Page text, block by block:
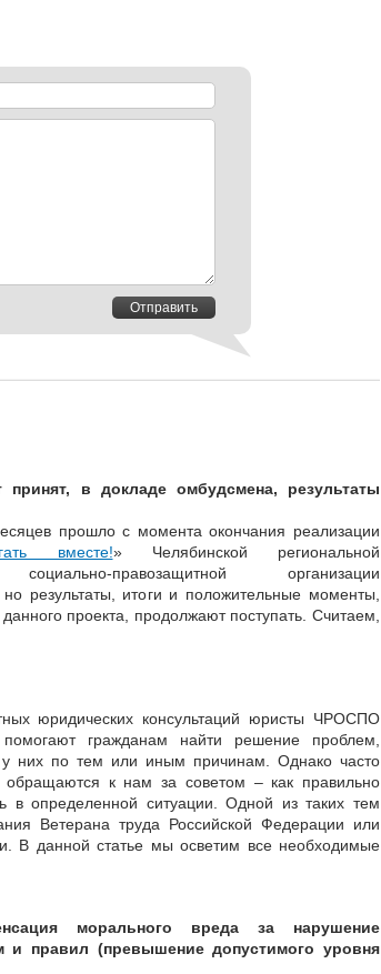
Отправить
принят, в докладе омбудсмена, результаты
прошло с момента окончания реализации
вместе!» Челябинской региональной
правозащитной организации
результаты, итоги и положительные моменты,
проекта, продолжают поступать. Считаем,
юридических консультаций юристы ЧРОСПО
помогают гражданам найти решение проблем,
у них по тем или иным причинам. Однако часто
обращаются к нам за советом – как правильно
в определенной ситуации. Одной из таких тем
Ветерана труда Российской Федерации или
В данной статье мы осветим все необходимые
морального вреда за нарушение
и правил (превышение допустимого уровня